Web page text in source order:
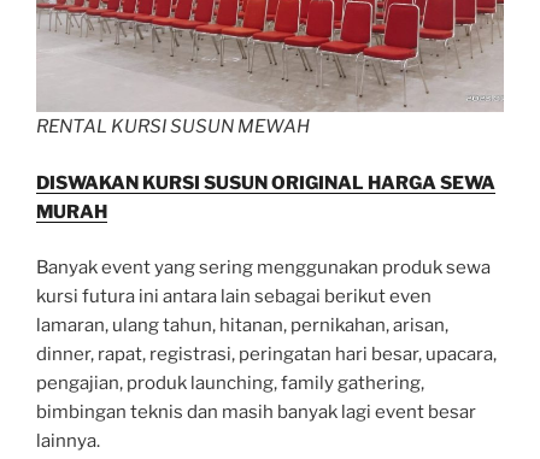
RENTAL KURSI SUSUN MEWAH
DISWAKAN KURSI SUSUN ORIGINAL HARGA SEWA
MURAH
Banyak event yang sering menggunakan produk sewa
kursi futura ini antara lain sebagai berikut even
lamaran, ulang tahun, hitanan, pernikahan, arisan,
dinner, rapat, registrasi, peringatan hari besar, upacara,
pengajian, produk launching, family gathering,
bimbingan teknis dan masih banyak lagi event besar
lainnya.